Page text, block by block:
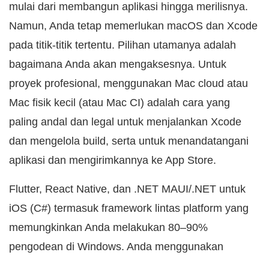
mulai dari membangun aplikasi hingga merilisnya.
Namun, Anda tetap memerlukan macOS dan Xcode
pada titik-titik tertentu. Pilihan utamanya adalah
bagaimana Anda akan mengaksesnya. Untuk
proyek profesional, menggunakan Mac cloud atau
Mac fisik kecil (atau Mac CI) adalah cara yang
paling andal dan legal untuk menjalankan Xcode
dan mengelola build, serta untuk menandatangani
aplikasi dan mengirimkannya ke App Store.
Flutter, React Native, dan .NET MAUI/.NET untuk
iOS (C#) termasuk framework lintas platform yang
memungkinkan Anda melakukan 80–90%
pengodean di Windows. Anda menggunakan